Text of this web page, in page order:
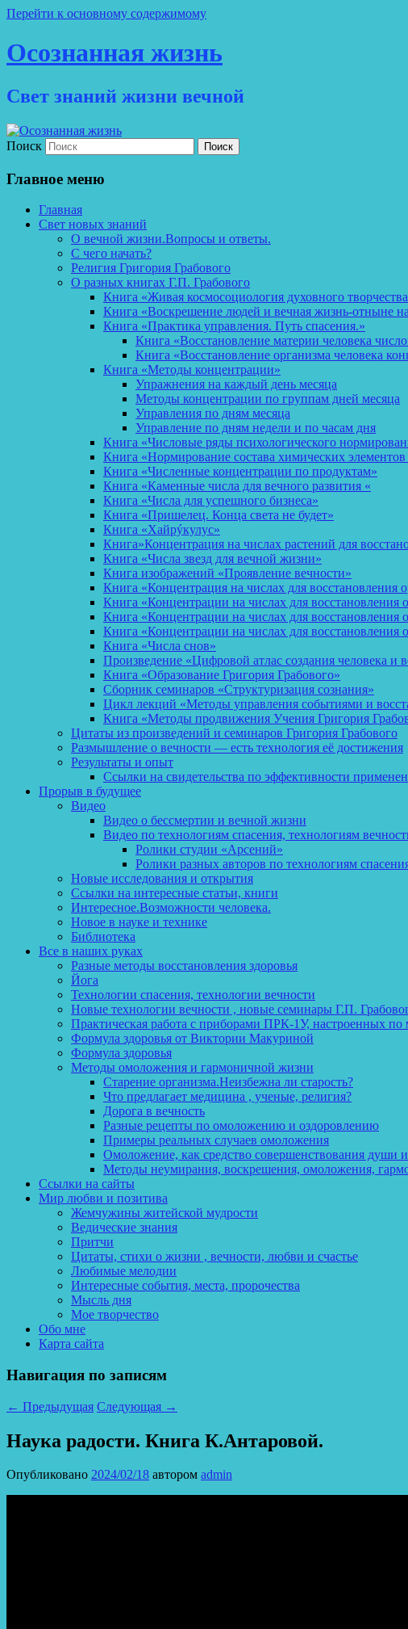
Перейти к основному содержимому
Осознанная жизнь
Свет знаний жизни вечной
Поиск
Главное меню
Главная
Свет новых знаний
О вечной жизни.Вопросы и ответы.
С чего начать?
Религия Григория Грабового
О разных книгах Г.П. Грабового
Книга «Живая космосоциология духовного
Книга «Воскрешение людей и вечная жизнь-отныне
Книга «Практика управления. Путь спасения.»
Книга «Восстановление материи человека
Книга «Восстановление организма человека
Книга «Методы концентрации»
Упражнения на каждый день месяца
Методы концентрации по группам дней месяца
Управления по дням месяца
Управление по дням недели и по часам дня
Книга «Числовые ряды психологического
Книга «Нормирование состава химических
Книга «Численные концентрации по продуктам»
Книга «Каменные числа для вечного развития «
Книга «Числа для успешного бизнеса»
Книга «Пришелец. Конца света не будет»
Книга «Хайрýкулус»
Книга»Концентрация на числах растений для
Книга «Числа звезд для вечной жизни»
Книга изображений «Проявление вечности»
Книга «Концентрация на числах для восстановления
Книга «Концентрации на числах для восстановления
Книга «Концентрации на числах для
Книга «Концентрации на числах для
Книга «Числа снов»
Произведение «Цифровой атлас создания человека и
Книга «Образование Григория Грабового»
Сборник семинаров «Структуризация сознания»
Цикл лекций «Методы управления событиями и
Книга «Методы продвижения Учения Григория
Цитаты из произведений и семинаров Григория Грабового
Размышление о вечности — есть технология её достижения
Результаты и опыт
Ссылки на свидетельства по эффективности
Прорыв в будущее
Видео
Видео о бессмертии и вечной жизни
Видео по технологиям спасения, технологиям
Ролики студии «Арсений»
Ролики разных авторов по технологиям
Новые исследования и открытия
Ссылки на интересные статьи, книги
Интересное.Возможности человека.
Новое в науке и технике
Библиотека
Все в наших руках
Разные методы восстановления здоровья
Йога
Технологии спасения, технологии вечности
Новые технологии вечности , новые семинары Г.П.
Практическая работа с приборами ПРК-1У, настроенных
Формула здоровья от Виктории Макуриной
Формула здоровья
Методы омоложения и гармоничной жизни
Старение организма.Неизбежна ли старость?
Что предлагает медицина , ученые, религия?
Дорога в вечность
Разные рецепты по омоложению и оздоровлению
Примеры реальных случаев омоложения
Омоложение, как средство совершенствования души и
Методы неумирания, воскрешения, омоложения,
Ссылки на сайты
Мир любви и позитива
Жемчужины житейской мудрости
Ведические знания
Притчи
Цитаты, стихи о жизни , вечности, любви и счастье
Любимые мелодии
Интересные события, места, пророчества
Мысль дня
Мое творчество
Обо мне
Карта сайта
Навигация по записям
← Предыдущая Следующая →
Наука радости. Книга К.Антаровой.
Опубликовано 2024/02/18 автором admin